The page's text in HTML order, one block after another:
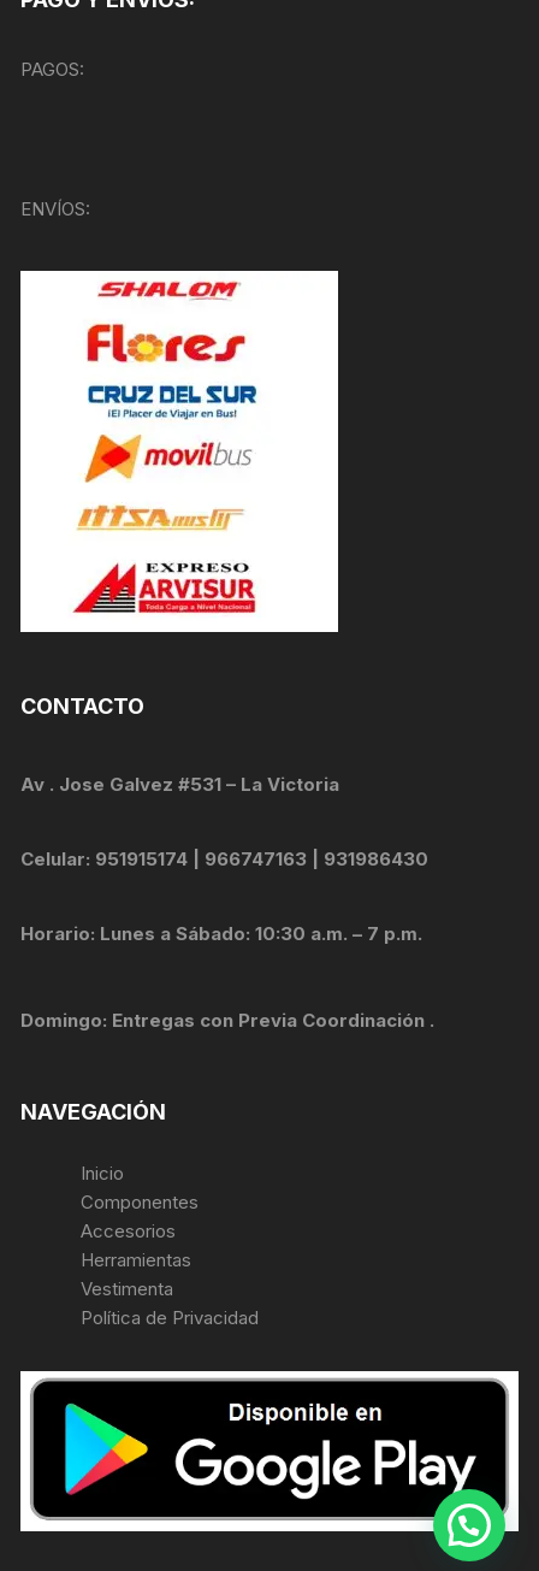
PAGOS:
ENVÍOS:
CONTACTO
Av . Jose Galvez #531 – La Victoria
Celular: 951915174 | 966747163 | 931986430
Horario: Lunes a Sábado: 10:30 a.m. – 7 p.m.
Domingo: Entregas con Previa Coordinación .
NAVEGACIÓN
Inicio
Componentes
Accesorios
Herramientas
Vestimenta
Política de Privacidad